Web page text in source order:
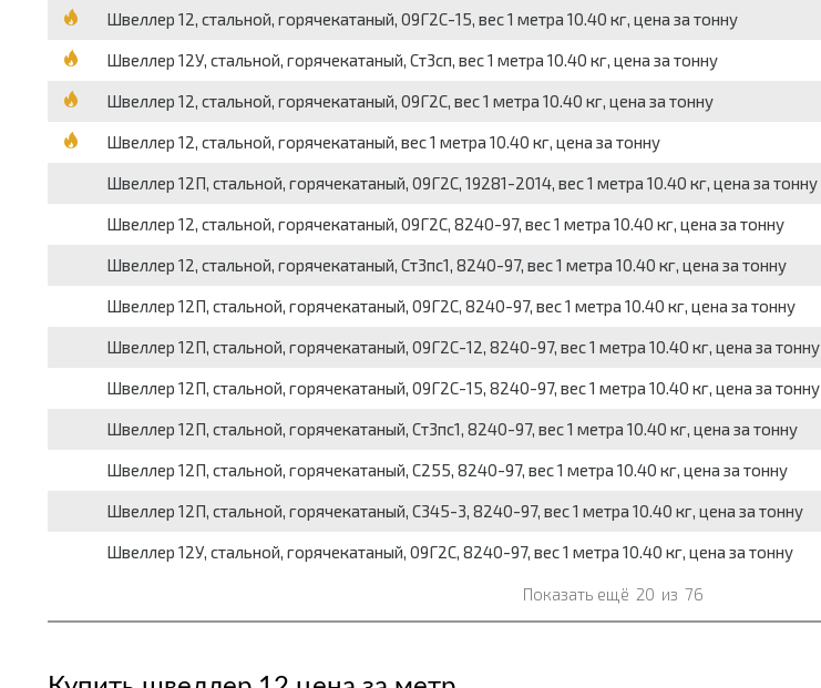
Швеллер 12, стальной, горячекатаный, 09Г2С-15, вес 1 метра 10.40 кг, цена за тонну
Швеллер 12У, стальной, горячекатаный, Ст3сп, вес 1 метра 10.40 кг, цена за тонну
Швеллер 12, стальной, горячекатаный, 09Г2С, вес 1 метра 10.40 кг, цена за тонну
Швеллер 12, стальной, горячекатаный, вес 1 метра 10.40 кг, цена за тонну
Швеллер 12П, стальной, горячекатаный, 09Г2С, 19281-2014, вес 1 метра 10.40 кг, цена за тонну
Швеллер 12, стальной, горячекатаный, 09Г2С, 8240-97, вес 1 метра 10.40 кг, цена за тонну
Швеллер 12, стальной, горячекатаный, Ст3пс1, 8240-97, вес 1 метра 10.40 кг, цена за тонну
Швеллер 12П, стальной, горячекатаный, 09Г2С, 8240-97, вес 1 метра 10.40 кг, цена за тонну
Швеллер 12П, стальной, горячекатаный, 09Г2С-12, 8240-97, вес 1 метра 10.40 кг, цена за тонну
Швеллер 12П, стальной, горячекатаный, 09Г2С-15, 8240-97, вес 1 метра 10.40 кг, цена за тонну
Швеллер 12П, стальной, горячекатаный, Ст3пс1, 8240-97, вес 1 метра 10.40 кг, цена за тонну
Швеллер 12П, стальной, горячекатаный, С255, 8240-97, вес 1 метра 10.40 кг, цена за тонну
Швеллер 12П, стальной, горячекатаный, С345-3, 8240-97, вес 1 метра 10.40 кг, цена за тонну
Швеллер 12У, стальной, горячекатаный, 09Г2С, 8240-97, вес 1 метра 10.40 кг, цена за тонну
Показать ещё 20 из 76